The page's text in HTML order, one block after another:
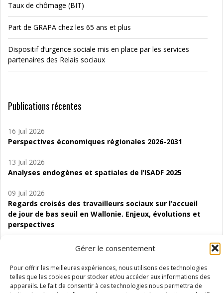
Gérer le consentement
Pour offrir les meilleures expériences, nous utilisons des technologies
telles que les cookies pour stocker et/ou accéder aux informations des
appareils. Le fait de consentir à ces technologies nous permettra de
Taux de chômage (BIT)
Part de GRAPA chez les 65 ans et plus
Dispositif d’urgence sociale mis en place par les services
partenaires des Relais sociaux
Publications récentes
16 Juil 2026
Perspectives économiques régionales 2026-2031
13 Juil 2026
Analyses endogènes et spatiales de l’ISADF 2025
09 Juil 2026
Regards croisés des travailleurs sociaux sur l’accueil
de jour de bas seuil en Wallonie. Enjeux, évolutions et
perspectives
d’accompagnement à l’autocréation d’emploi (SAACE)
01 Juil 2026